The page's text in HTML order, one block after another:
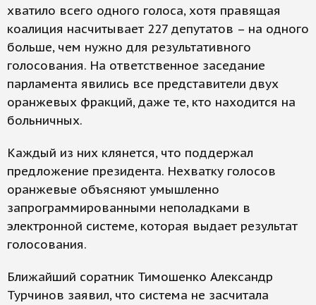
хватило всего одного голоса, хотя правящая
коалиция насчитывает 227 депутатов – на одного
больше, чем нужно для результативного
голосования. На ответственное заседание
парламента явились все представители двух
оранжевых фракций, даже те, кто находится на
больничных.
Каждый из них клянется, что поддержал
предложение президента. Нехватку голосов
оранжевые объясняют умышленно
запрограммированными неполадками в
электронной системе, которая выдает результат
голосования.
Ближайший соратник Тимошенко Александр
Турчинов заявил, что система не засчитала